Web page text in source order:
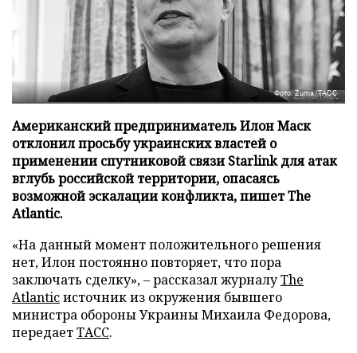
Фото: Zuma/ТАСС
Американский предприниматель Илон Маск
отклонил просьбу украинских властей о
применении спутниковой связи Starlink для атак
вглубь российской территории, опасаясь
возможной эскалации конфликта, пишет The
Atlantic.
«На данный момент положительного решения
нет, Илон постоянно повторяет, что пора
заключать сделку», – рассказал журналуThe
Atlanticисточник из окружения бывшего
министра обороны Украины Михаила Федорова,
передаетТАСС.